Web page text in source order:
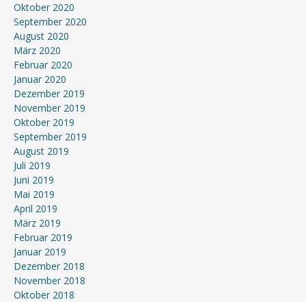
Oktober 2020
September 2020
August 2020
März 2020
Februar 2020
Januar 2020
Dezember 2019
November 2019
Oktober 2019
September 2019
August 2019
Juli 2019
Juni 2019
Mai 2019
April 2019
März 2019
Februar 2019
Januar 2019
Dezember 2018
November 2018
Oktober 2018